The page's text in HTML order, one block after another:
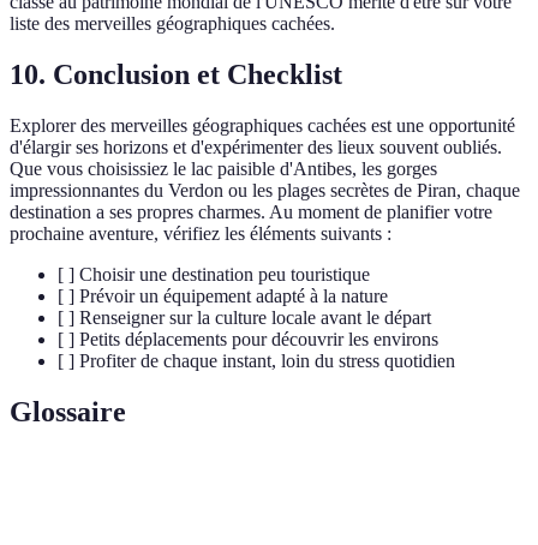
liste des merveilles géographiques cachées.
10. Conclusion et Checklist
Explorer des merveilles géographiques cachées est une opportunité
d'élargir ses horizons et d'expérimenter des lieux souvent oubliés.
Que vous choisissiez le lac paisible d'Antibes, les gorges
impressionnantes du Verdon ou les plages secrètes de Piran, chaque
destination a ses propres charmes. Au moment de planifier votre
prochaine aventure, vérifiez les éléments suivants :
[ ] Choisir une destination peu touristique
[ ] Prévoir un équipement adapté à la nature
[ ] Renseigner sur la culture locale avant le départ
[ ] Petits déplacements pour découvrir les environs
[ ] Profiter de chaque instant, loin du stress quotidien
Glossaire